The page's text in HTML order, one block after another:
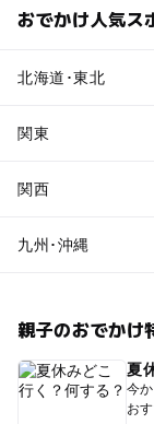
おでかけ人気ス
北海道･東北
関東
関西
九州･沖縄
親子のおでかけ
夏
今
お